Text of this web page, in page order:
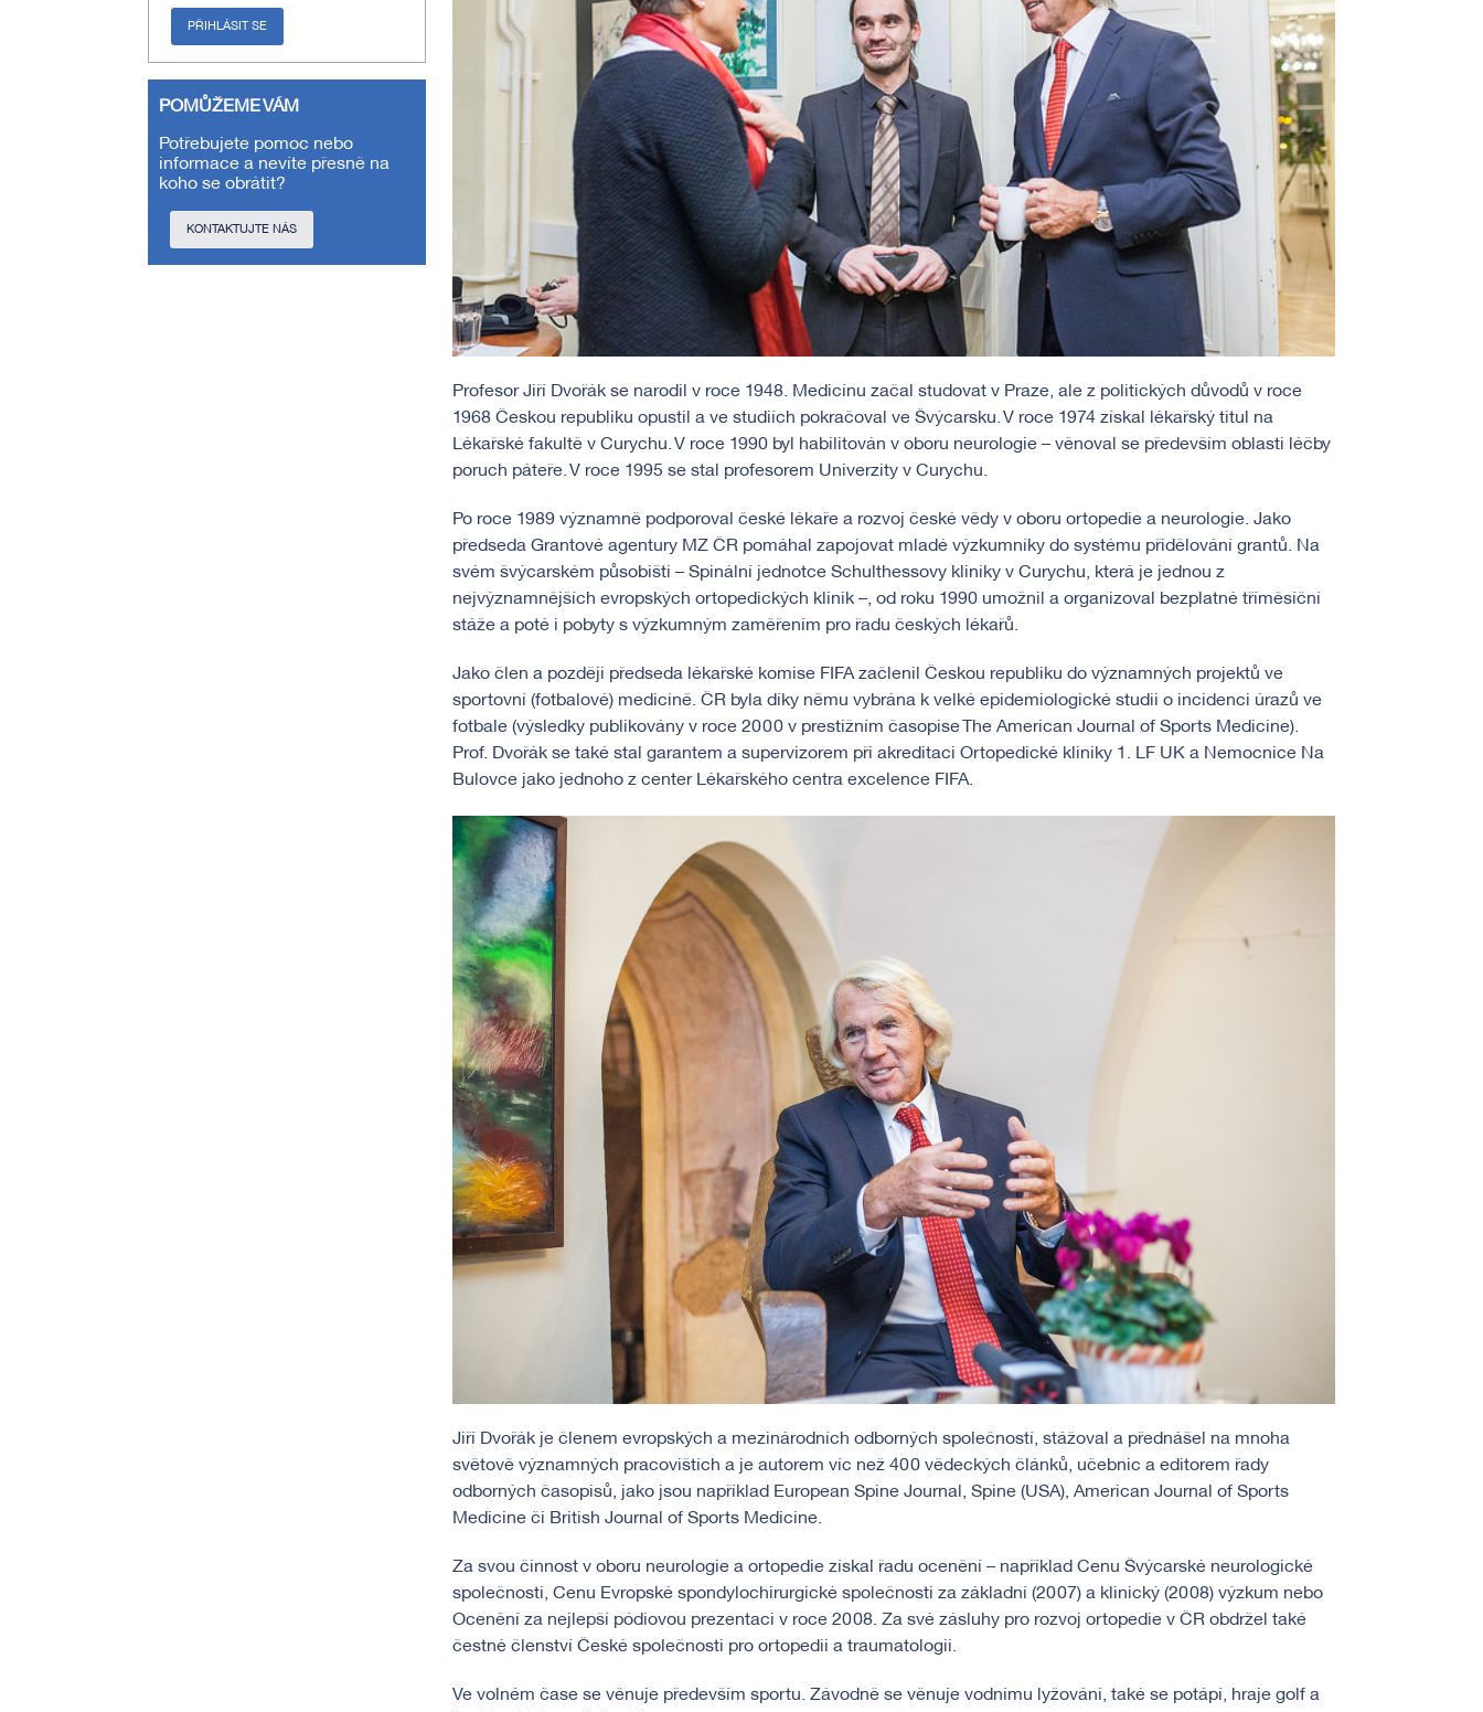
PŘIHLÁSIT SE
POMŮŽEME VÁM
Potřebujete pomoc nebo
informace a nevíte přesně na
koho se obrátit?
KONTAKTUJTE NÁS
Profesor Jiří Dvořák se narodil v roce 1948. Medicínu začal studovat v Praze, ale z politických důvodů v roce
1968 Českou republiku opustil a ve studiích pokračoval ve Švýcarsku. V roce 1974 získal lékařský titul na
Lékařské fakultě v Curychu. V roce 1990 byl habilitován v oboru neurologie – věnoval se především oblasti léčby
poruch páteře. V roce 1995 se stal profesorem Univerzity v Curychu.
Po roce 1989 významně podporoval české lékaře a rozvoj české vědy v oboru ortopedie a neurologie. Jako
předseda Grantové agentury MZ ČR pomáhal zapojovat mladé výzkumníky do systému přidělování grantů. Na
svém švýcarském působišti – Spinální jednotce Schulthessovy kliniky v Curychu, která je jednou z
nejvýznamnějších evropských ortopedických klinik –, od roku 1990 umožnil a organizoval bezplatné tříměsíční
stáže a poté i pobyty s výzkumným zaměřením pro řadu českých lékařů.
Jako člen a později předseda lékařské komise FIFA začlenil Českou republiku do významných projektů ve
sportovní (fotbalové) medicíně. ČR byla díky němu vybrána k velké epidemiologické studii o incidenci úrazů ve
fotbale (výsledky publikovány v roce 2000 v prestižním časopise The American Journal of Sports Medicine).
Prof. Dvořák se také stal garantem a supervizorem při akreditaci Ortopedické kliniky 1. LF UK a Nemocnice Na
Bulovce jako jednoho z center Lékařského centra excelence FIFA.
Jiří Dvořák je členem evropských a mezinárodních odborných společností, stážoval a přednášel na mnoha
světově významných pracovištích a je autorem víc než 400 vědeckých článků, učebnic a editorem řady
odborných časopisů, jako jsou například European Spine Journal, Spine (USA), American Journal of Sports
Medicine či British Journal of Sports Medicine.
Za svou činnost v oboru neurologie a ortopedie získal řadu ocenění – například Cenu Švýcarské neurologické
společnosti, Cenu Evropské spondylochirurgické společnosti za základní (2007) a klinický (2008) výzkum nebo
Ocenění za nejlepší pódiovou prezentaci v roce 2008. Za své zásluhy pro rozvoj ortopedie v ČR obdržel také
čestné členství České společnosti pro ortopedii a traumatologii.
Ve volném čase se věnuje především sportu. Závodně se věnuje vodnímu lyžování, také se potápí, hraje golf a